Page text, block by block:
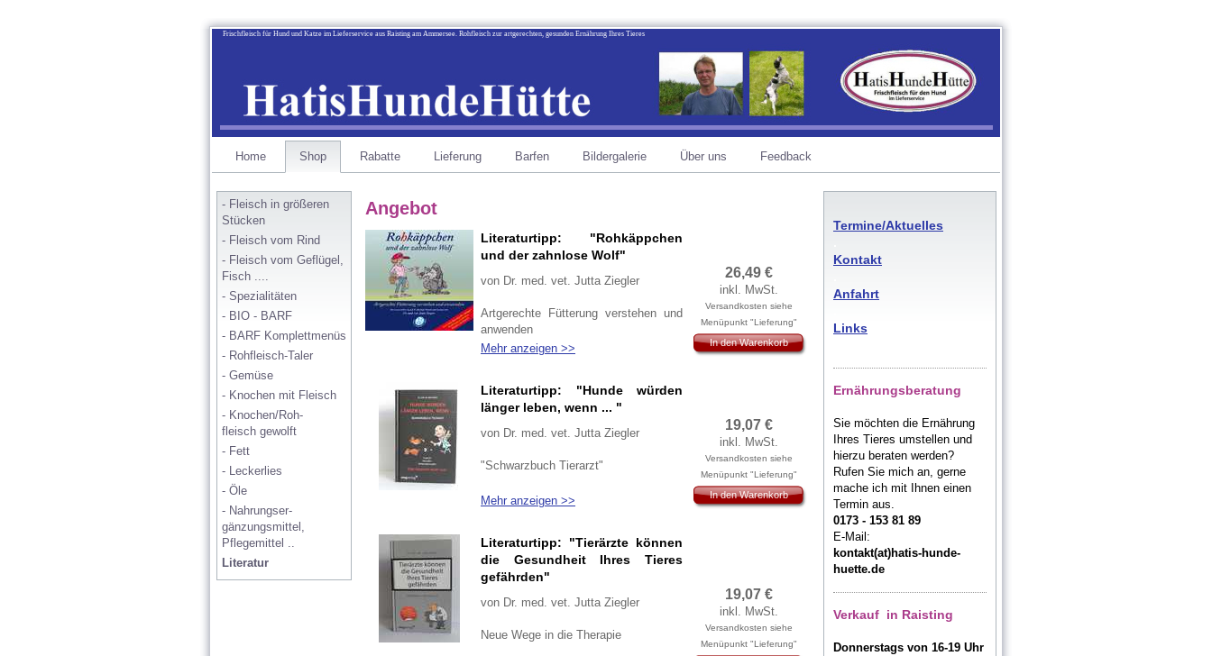
Frischfleisch für Hund und Katze im Lieferservice aus Raisting am Ammersee. Rohfleisch zur artgerechten, gesunden Ernährung Ihres Tieres
Home Shop Rabatte Lieferung Barfen Bildergalerie Über uns Feedback
- Fleisch in größeren
Stücken
- Fleisch vom Rind
- Fleisch vom Geflügel,
Fisch ....
- Spezialitäten
- BIO - BARF
- BARF Komplettmenüs
- Rohfleisch-Taler
- Gemüse
- Knochen mit Fleisch
- Knochen/Roh-
fleisch gewolft
- Fett
- Leckerlies
- Öle
- Nahrungser-
gänzungsmittel,
Pflegemittel ..
Literatur
Angebot
26,49€
inkl. MwSt.
Versandkosten siehe
Menüpunkt "Lieferung"
In den Warenkorb
Literaturtipp: "Rohkäppchen
und der zahnlose Wolf"
von Dr. med. vet. Jutta Ziegler
Artgerechte Fütterung verstehen und
anwenden
Mehr anzeigen >>
19,07€
inkl. MwSt.
Versandkosten siehe
Menüpunkt "Lieferung"
In den Warenkorb
Literaturtipp: "Hunde würden
länger leben, wenn ... "
von Dr. med. vet. Jutta Ziegler
"Schwarzbuch Tierarzt"
Mehr anzeigen >>
19,07€
inkl. MwSt.
Versandkosten siehe
Menüpunkt "Lieferung"
Literaturtipp: "Tierärzte können
die Gesundheit Ihres Tieres
gefährden"
von Dr. med. vet. Jutta Ziegler
Neue Wege in die Therapie
Termine/Aktuelles
Kontakt
Anfahrt
Links
Ernährungsberatung
Sie möchten die Ernährung
Ihres Tieres umstellen und
hierzu beraten werden?
Rufen Sie mich an, gerne
mache ich mit Ihnen einen
Termin aus.
0173 - 153 81 89
E-Mail:
kontakt(at)hatis-hunde-
huette.de
Verkauf in Raisting
Donnerstags von 16-19 Uhr